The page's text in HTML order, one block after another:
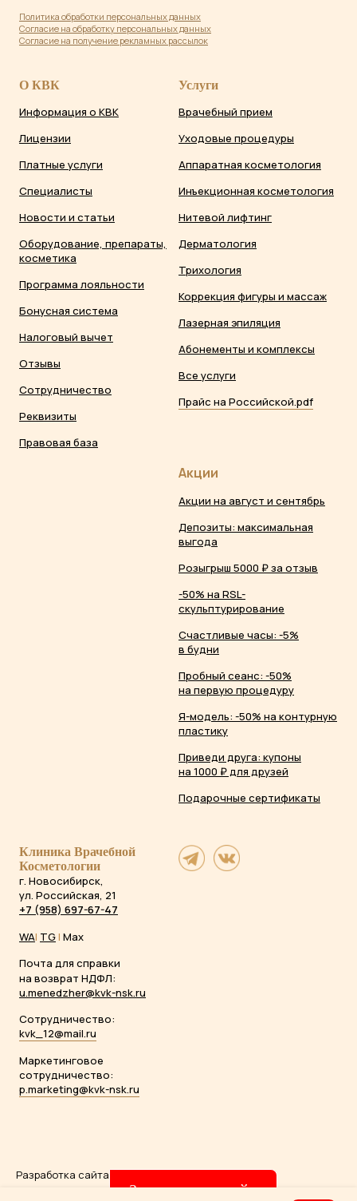
Политика обработки персональных данных
Согласие на обработку персональных данных
Согласие на получение рекламных рассылок
О КВК
Информация о КВК
Лицензии
Платные услуги
Специалисты
Новости и статьи
Оборудование, препараты,
косметика
Программа лояльности
Бонусная система
Налоговый вычет
Отзывы
Сотрудничество
Реквизиты
Правовая база
Услуги
Врачебный прием
Уходовые процедуры
Аппаратная косметология
Инъекционная косметология
Нитевой лифтинг
Дерматология
Трихология
Коррекция фигуры и массаж
Лазерная эпиляция
Абонементы и комплексы
Все услуги
Прайс на Российской.pdf
Акции
Акции на август и сентябрь
Депозиты: максимальная
выгода
Розыгрыш 5000 ₽ за отзыв
-50% на RSL-
скульптурирование
Счастливые часы: -5%
в будни
Пробный сеанс: -50%
на первую процедуру
Я-модель: -50% на контурную
пластику
Приведи друга: купоны
на 1000 ₽ для друзей
Подарочные сертификаты
Клиника Врачебной
Косметологии
г. Новосибирск,
ул. Российская, 21
+7 (958) 697-67-47
WA| TG| Max
Почта для справки
на возврат НДФЛ:
u.menedzher@kvk-nsk.ru
Сотрудничество:
kvk_12@mail.ru
Маркетинговое
сотрудничество:
p.marketing@kvk-nsk.ru
Разработка сайта
Записаться онлайн